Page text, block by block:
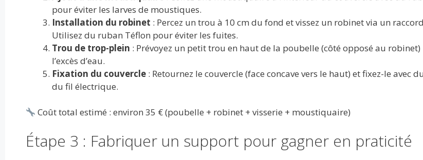
pour éviter les larves de moustiques.
Installation du robinet : Percez un trou à 10 cm du fond et vissez un robinet via un
Utilisez du ruban Téflon pour éviter les fuites.
Trou de trop-plein : Prévoyez un petit trou en haut de la poubelle (côté opposé au
l’excès d’eau.
Fixation du couvercle: Retournez le couvercle (face concave vers le haut) et fixez-le avec
du fil électrique.
Coût total estimé : environ 35 € (poubelle + robinet + visserie + moustiquaire)
Étape 3 : Fabriquer un support pour gagner en praticité